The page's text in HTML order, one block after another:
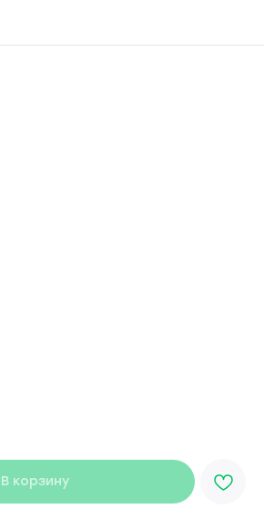
В корзину